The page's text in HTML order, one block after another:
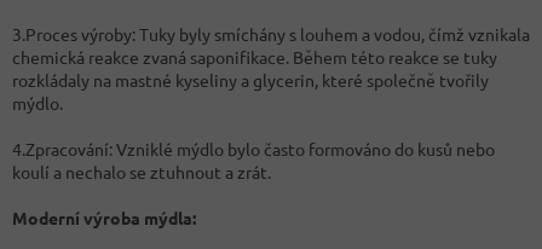
3.Proces výroby: Tuky byly smíchány s louhem a vodou, čímž vznikala
chemická reakce zvaná saponifikace. Během této reakce se tuky
rozkládaly na mastné kyseliny a glycerin, které společně tvořily
mýdlo.
4.Zpracování: Vzniklé mýdlo bylo často formováno do kusů nebo
koulí a nechalo se ztuhnout a zrát.
Moderní výroba mýdla: